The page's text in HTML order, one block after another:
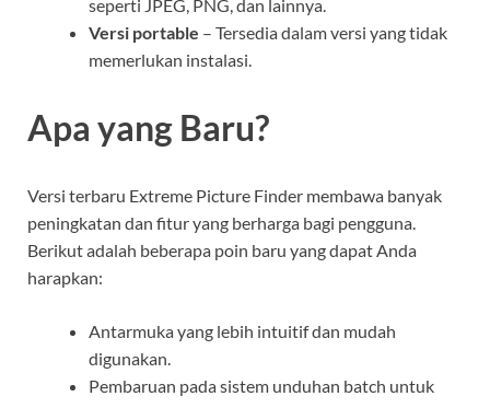
seperti JPEG, PNG, dan lainnya.
Versi portable – Tersedia dalam versi yang tidak
memerlukan instalasi.
Apa yang Baru?
Versi terbaru Extreme Picture Finder membawa banyak
peningkatan dan fitur yang berharga bagi pengguna.
Berikut adalah beberapa poin baru yang dapat Anda
harapkan:
Antarmuka yang lebih intuitif dan mudah
digunakan.
Pembaruan pada sistem unduhan batch untuk